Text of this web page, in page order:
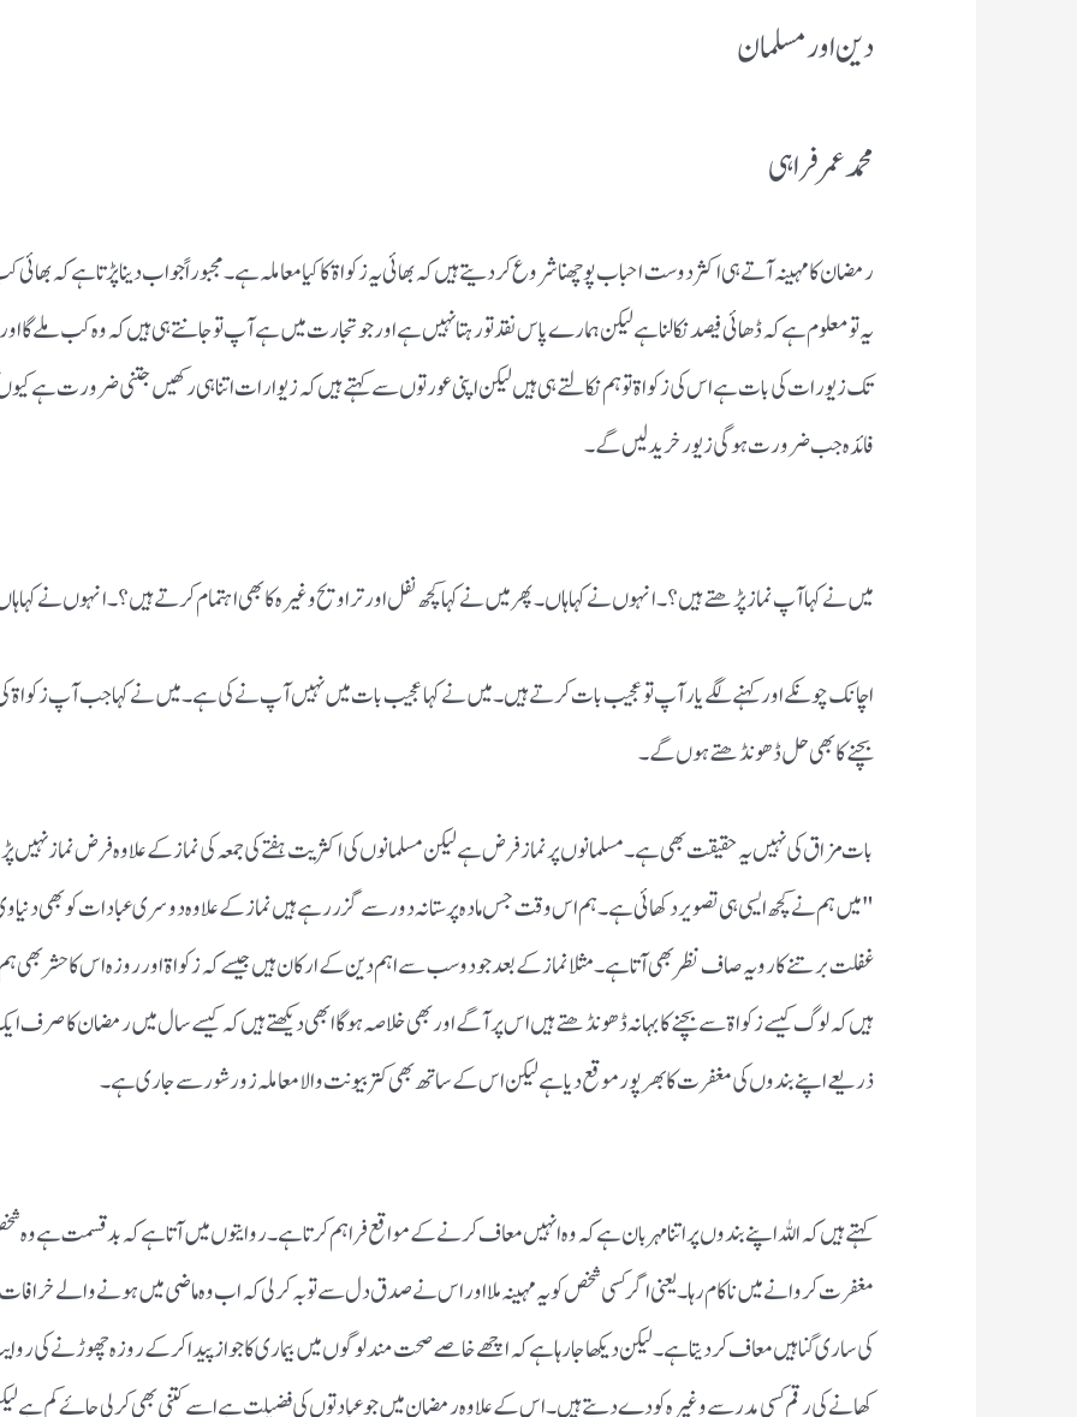
دین اور مسلمان
محمد عمر فراہی
رمضان کا مہینہ آتے ہی اکثر دوست احباب پوچھنا شروع کر دیتے ہیں کہ بھائی یہ زکواۃ کا کیا معاملہ ہے ۔ مجبوراً جواب دینا پڑتا ہے کہ
یہ تو معلوم ہے کہ ڈھائی فیصد نکالنا ہے لیکن ہمارے پاس نقد تو رہتا نہیں ہے اور جو تجارت میں ہے آپ تو جانتے ہی ہیں کہ وہ کب ملے گا
تک زیورات کی بات ہے اس کی زکواۃ تو ہم نکالتے ہی ہیں لیکن اپنی عورتوں سے کہتے ہیں کہ زیوارات اتنا ہی رکھیں جتنی ضرورت ہے
فائدہ جب ضرورت ہوگی زیور خرید لیں گے ۔
میں نے کہا آپ نماز پڑھتے ہیں ؟۔انہوں نے کہا ہاں ۔پھر میں نے کہا کچھ نفل اور تراویح وغیرہ کا بھی اہتمام کرتے ہیں ؟ ۔انہوں نے کہا
اچانک چونکے اور کہنے لگے یار آپ تو عجیب بات کرتے ہیں ۔میں نے کہا عجیب بات میں نہیں آپ نے کی ہے ۔میں نے کہا جب آپ زکواۃ کی
بچنے کا بھی حل ڈھونڈھتے ہوں گے ۔
بات مزاق کی نہیں یہ حقیقت بھی ہے ۔ مسلمانوں پر نماز فرض ہے لیکن مسلمانوں کی اکثریت ہفتے کی جمعہ کی نماز کے علاوہ فرض نماز
"میں ہم نے کچھ ایسی ہی تصویر دکھائی ہے ۔ہم اس وقت جس مادہ پرستانہ دور سے گزر رہے ہیں نماز کے علاوہ دوسری عبادات کو بھی
غفلت برتنے کا رویہ صاف نظر بھی آتا ہے ۔مثلا نماز کے بعد جو دو سب سے اہم دین کے ارکان ہیں جیسے کہ زکواۃ اور روزہ اس کا حشر بھی
ہیں کہ لوگ کیسے زکواۃ سے بچنے کا بہانہ ڈھونڈھتے ہیں اس پر آگے اور بھی خلاصہ ہو گا ابھی دیکھتے ہیں کہ کیسے سال میں رمضان کا
ذریعے اپنے بندوں کی مغفرت کا بھر پور موقع دیا ہے لیکن اس کے ساتھ بھی کتر بیونت والا معاملہ زور شور سے جاری ہے ۔
کہتے ہیں کہ اللہ اپنے بندوں پر اتنا مہربان ہے کہ وہ انہیں معاف کرنے کے مواقع فراہم کرتا ہے ۔روایتوں میں آتا ہے کہ بدقسمت ہے وہ
مغفرت کروانے میں ناکام رہا ۔یعنی اگر کسی شخص کو یہ مہینہ ملا اور اس نے صدق دل سے توبہ کر لی کہ اب وہ ماضی میں ہونے والے خرافات
کی ساری گناہیں معاف کر دیتا ہے ۔لیکن دیکھا جارہا ہے کہ اچھے خاصے صحت مند لوگوں میں بیماری کا جواز پیدا کر کے روزہ چھوڑنے کی
کھانے کی رقم کسی مدرسے وغیرہ کو دے دیتے ہیں ۔ اس کے علاوہ رمضان میں جو عبادتوں کی فضیلت ہے اسے کتنی بھی کر لی جاۓ کم ہے